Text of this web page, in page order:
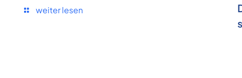
weiter lesen